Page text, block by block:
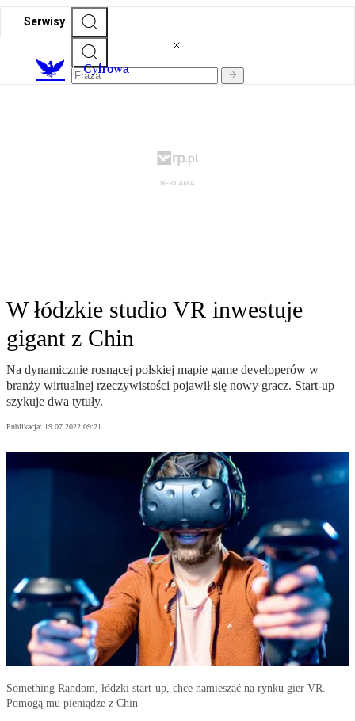
Serwisy
Cyfrowa
W łódzkie studio VR inwestuje
gigant z Chin
Na dynamicznie rosnącej polskiej mapie game developerów w
branży wirtualnej rzeczywistości pojawił się nowy gracz. Start-up
szykuje dwa tytuły.
Publikacja: 19.07.2022 09:21
Something Random, łódzki start-up, chce namieszać na rynku gier VR.
Pomogą mu pieniądze z Chin